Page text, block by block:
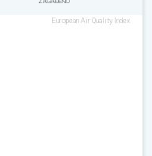
European Air Quality Index